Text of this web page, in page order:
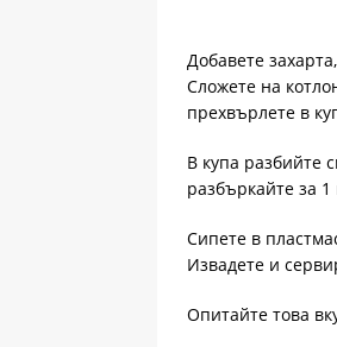
Добавете
Сложете на
прехвърлете в
В купа разбийте
разбъркайте за
Сипете в
Извадете и
Опитайте това